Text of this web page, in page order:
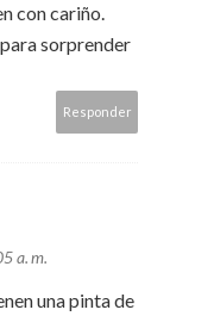
con cariño.
sorprender
Responder
a. m.
una pinta de